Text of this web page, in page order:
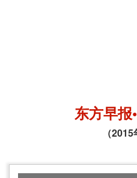
东方早报
（2015